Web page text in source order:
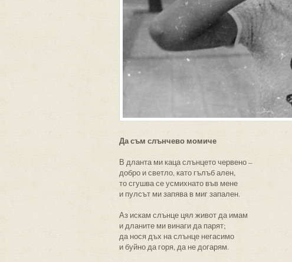
Да съм слънчево момиче
В дланта ми каца слънцето червено –
добро и светло, като гълъб ален,
то сгушва се усмихнато във мене
и пулсът ми запява в миг запален.
Аз искам слънце цял живот да имам
и дланите ми винаги да парят;
да нося дъх на слънце негасимо
и буйно да горя, да не догарям.